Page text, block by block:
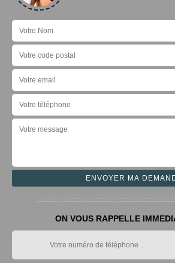
ON VOUS RAPPELLE